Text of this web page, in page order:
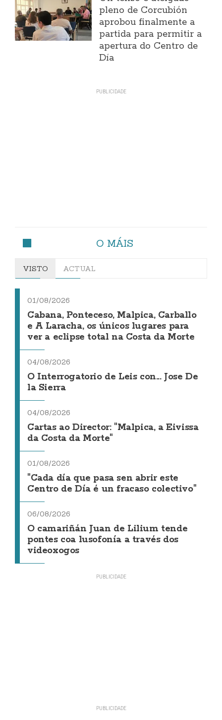
pleno de Corcubión
aprobou finalmente a
partida para permitir a
apertura do Centro de
Día
O MÁIS
VISTO ACTUAL
01/08/2026
Cabana, Ponteceso, Malpica, Carballo
e A Laracha, os únicos lugares para
ver a eclipse total na Costa da Morte
04/08/2026
O Interrogatorio de Leis con... Jose De
la Sierra
04/08/2026
Cartas ao Director: "Malpica, a Eivissa
da Costa da Morte"
01/08/2026
"Cada día que pasa sen abrir este
Centro de Día é un fracaso colectivo"
06/08/2026
O camariñán Juan de Lilium tende
pontes coa lusofonía a través dos
videoxogos